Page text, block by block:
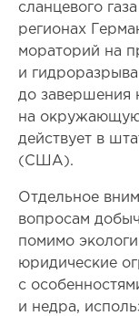
сланцевого
регионах
мораторий на
и
до завершения
на
действует в
(США).
Отдельное
вопросам
помимо
юридические
с
и недра,